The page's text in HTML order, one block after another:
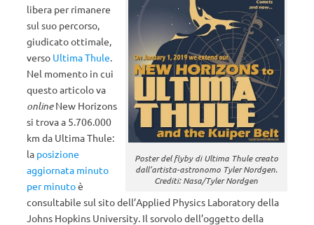
Poster del flyby di Ultima Thule creato
dall’artista-astronomo Tyler Nordgen.
Crediti: Nasa/Tyler Nordgen
libera per rimanere
sul suo percorso,
giudicato ottimale,
verso Ultima Thule.
Nel momento in cui
questo articolo va
onlineNew Horizons
si trova a 5.706.000
km da Ultima Thule:
la posizione
aggiornata minuto
per minutoè
consultabile sul sito dell’Applied Physics Laboratory della
Johns Hopkins University. Il sorvolo dell’oggetto della